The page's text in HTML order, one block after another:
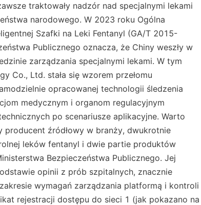
traktowały nadzór nad specjalnymi lekami
narodowego. W 2023 roku Ogólna
Szafki na Leki Fentanyl (GA/T 2015-
Publicznego oznacza, że Chiny weszły w
zarządzania specjalnymi lekami. W tym
Co., Ltd. stała się wzorem przełomu
opracowanej technologii śledzenia
medycznym i organom regulacyjnym
po scenariusze aplikacyjne. Warto
źródłowy w branży, dwukrotnie
leków fentanyl i dwie partie produktów
Bezpieczeństwa Publicznego. Jej
opinii z prób szpitalnych, znacznie
wymagań zarządzania platformą i kontroli
rejestracji dostępu do sieci 1 (jak pokazano na